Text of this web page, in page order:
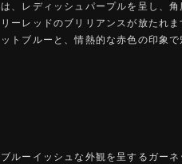
は、レディッシュパープルを呈し、
リーレッドのブリリアンスが放たれ
ットブルーと、情熱的な赤色の印象で
ブルーイッシュな外観を呈するガー